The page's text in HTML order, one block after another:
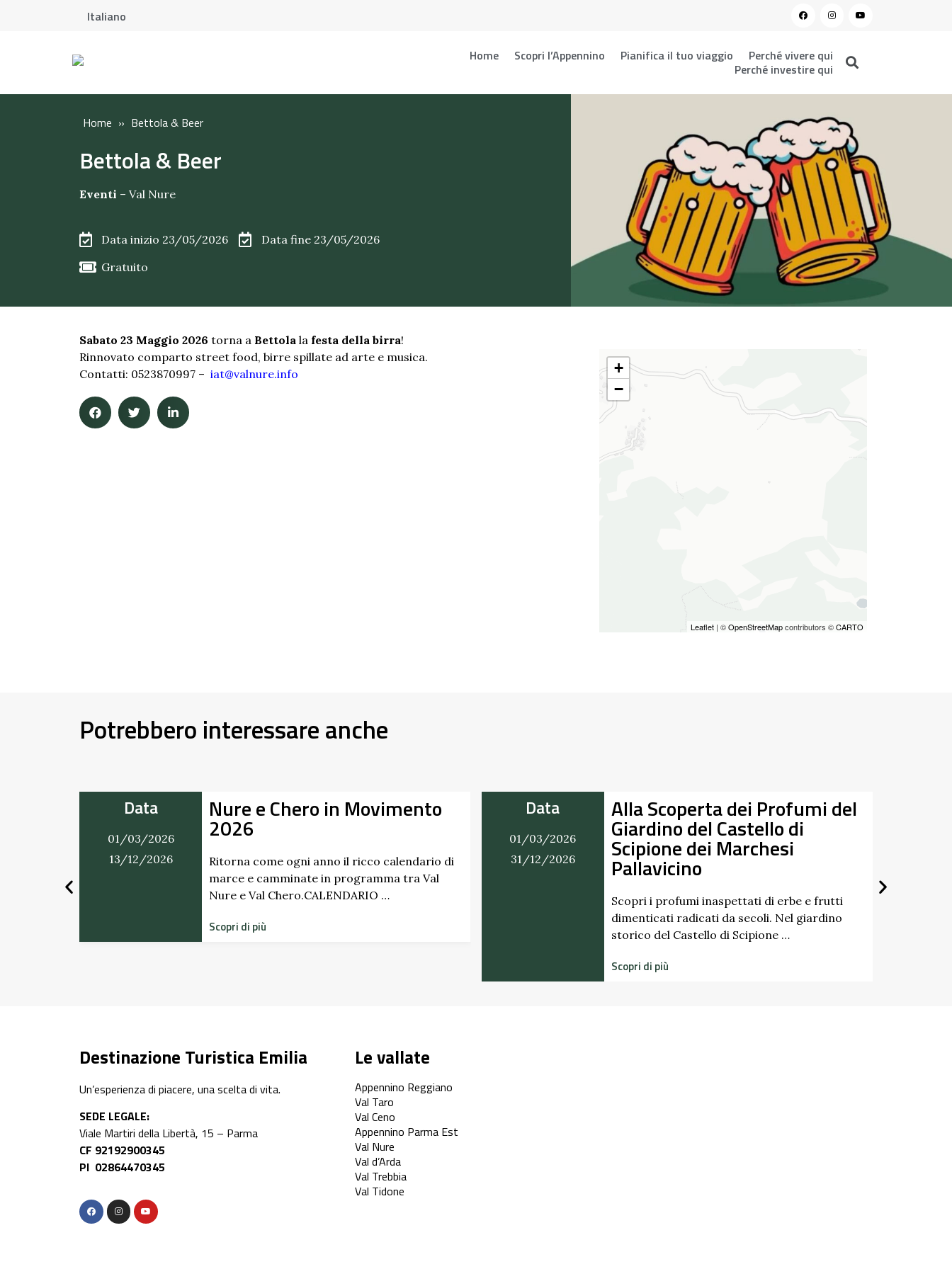
Italiano
Home Scopri l’Appennino Pianifica il tuo viaggio
Perché vivere qui
Perché investire qui
Home » Bettola & Beer
Bettola & Beer
Eventi – Val Nure
Data inizio 23/05/2026
Data fine 23/05/2026
Gratuito
Sabato 23 Maggio 2026 torna a Bettola la festa della birra!
Rinnovato comparto street food, birre spillate ad arte e musica.
Contatti: 0523870997 – iat@valnure.info
+
−
Leaflet | ©OpenStreetMapcontributors ©CARTO
Potrebbero interessare anche
Chero in Movimento
ogni anno il ricco calendario di
in programma tra Val
Chero.CALENDARIO …
Data
31/12/2026
Alla Scoperta dei Profumi del
Giardino del Castello di
Scipione dei Marchesi
Pallavicino
Scopri i profumi inaspettati di erbe e frutti
Data
07/03/2026
27/09/2026
Tra Taro e Ceno alla
Riscoperta dei Fiumi
paesaggi dell’Appennino: è questo
di “Tra Taro e Ceno”, un’iniziativa …
Scopri di più
Destinazione Turistica Emilia
Un’esperienza di piacere, una scelta di vita.
SEDE LEGALE:
Viale Martiri della Libertà, 15 – Parma
CF 92192900345
PI 02864470345
Le vallate
Appennino Reggiano
Val Taro
Val Ceno
Appennino Parma Est
Val Nure
Val d’Arda
Val Trebbia
Val Tidone